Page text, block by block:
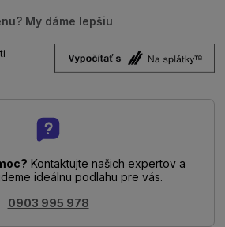
My dáme lepšiu
Kontaktujte našich expertov a
ideálnu podlahu pre vás.
0903 995 978